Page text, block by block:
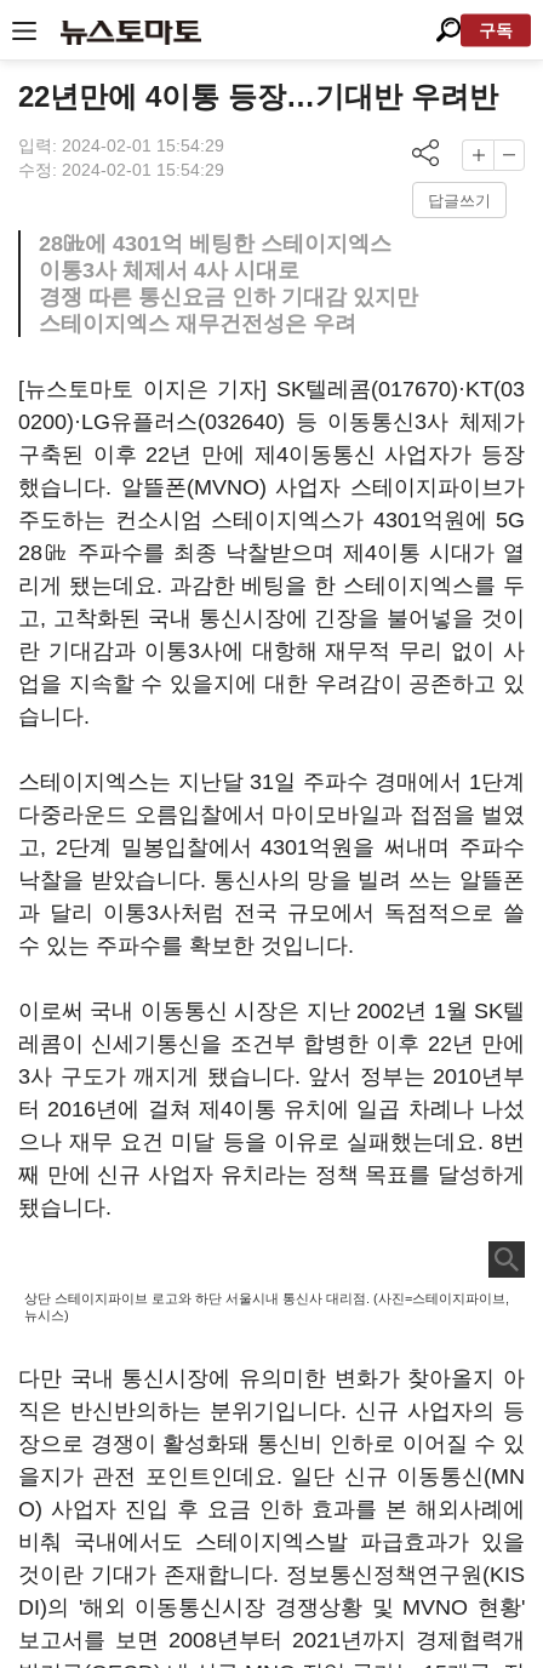
구독
22년만에 4이통 등장…기대반 우려반
입력: 2024-02-01 15:54:29
수정: 2024-02-01 15:54:29
답글쓰기
28㎓에 4301억 베팅한 스테이지엑스
이통3사 체제서 4사 시대로
경쟁 따른 통신요금 인하 기대감 있지만
스테이지엑스 재무건전성은 우려
[뉴스토마토 이지은 기자] SK텔레콤(017670)·KT(03
0200)·LG유플러스(032640) 등 이동통신3사 체제가
구축된 이후 22년 만에 제4이동통신 사업자가 등장
했습니다. 알뜰폰(MVNO) 사업자 스테이지파이브가
주도하는 컨소시엄 스테이지엑스가 4301억원에 5G
28㎓ 주파수를 최종 낙찰받으며 제4이통 시대가 열
리게 됐는데요. 과감한 베팅을 한 스테이지엑스를 두
고, 고착화된 국내 통신시장에 긴장을 불어넣을 것이
란 기대감과 이통3사에 대항해 재무적 무리 없이 사
업을 지속할 수 있을지에 대한 우려감이 공존하고 있
습니다.
스테이지엑스는 지난달 31일 주파수 경매에서 1단계
다중라운드 오름입찰에서 마이모바일과 접점을 벌였
고, 2단계 밀봉입찰에서 4301억원을 써내며 주파수
낙찰을 받았습니다. 통신사의 망을 빌려 쓰는 알뜰폰
과 달리 이통3사처럼 전국 규모에서 독점적으로 쓸
수 있는 주파수를 확보한 것입니다.
이로써 국내 이동통신 시장은 지난 2002년 1월 SK텔
레콤이 신세기통신을 조건부 합병한 이후 22년 만에
3사 구도가 깨지게 됐습니다. 앞서 정부는 2010년부
터 2016년에 걸쳐 제4이통 유치에 일곱 차례나 나섰
으나 재무 요건 미달 등을 이유로 실패했는데요. 8번
째 만에 신규 사업자 유치라는 정책 목표를 달성하게
됐습니다.
상단 스테이지파이브 로고와 하단 서울시내 통신사 대리점. (사진=스테이지파이브,
뉴시스)
다만 국내 통신시장에 유의미한 변화가 찾아올지 아
직은 반신반의하는 분위기입니다. 신규 사업자의 등
장으로 경쟁이 활성화돼 통신비 인하로 이어질 수 있
을지가 관전 포인트인데요. 일단 신규 이동통신(MN
O) 사업자 진입 후 요금 인하 효과를 본 해외사례에
비춰 국내에서도 스테이지엑스발 파급효과가 있을
것이란 기대가 존재합니다. 정보통신정책연구원(KIS
DI)의 '해외 이동통신시장 경쟁상황 및 MVNO 현황'
보고서를 보면 2008년부터 2021년까지 경제협력개